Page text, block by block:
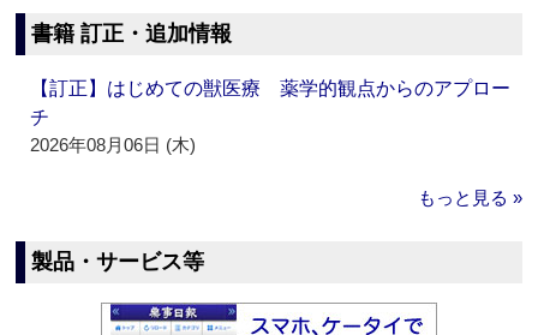
書籍 訂正・追加情報
【訂正】はじめての獣医療 薬学的観点からのアプロー
チ
2026年08月06日 (木)
もっと見る »
製品・サービス等